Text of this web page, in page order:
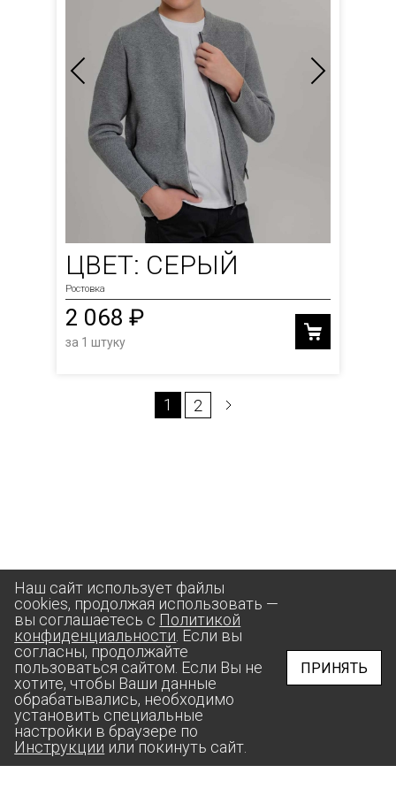
ЦВЕТ: СЕРЫЙ
Ростовка
2 068 ₽
за 1 штуку
1 2
Наш сайт использует файлы
cookies, продолжая использовать —
вы соглашаетесь с Политикой
конфиденциальности . Если вы
согласны, продолжайте
пользоваться сайтом. Если Вы не
хотите, чтобы Ваши данные
обрабатывались, необходимо
установить специальные
настройки в браузере по
Инструкции или покинуть сайт.
ПРИНЯТЬ